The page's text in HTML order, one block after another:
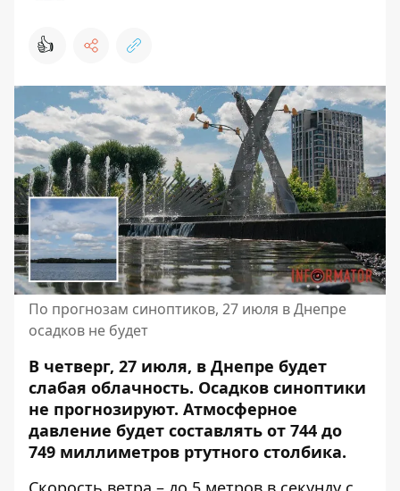
👍
По прогнозам синоптиков, 27 июля в Днепре
осадков не будет
В четверг, 27 июля, в Днепре будет
слабая облачность. Осадков синоптики
не прогнозируют. Атмосферное
давление будет составлять от 744 до
749 миллиметров ртутного столбика.